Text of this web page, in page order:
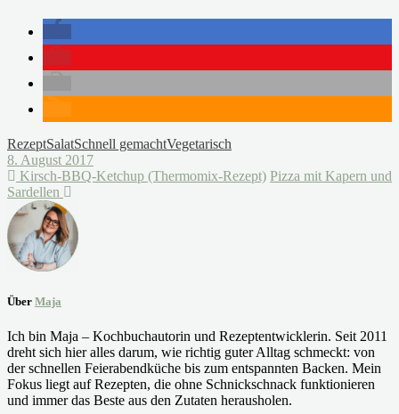
RezeptSalatSchnell gemachtVegetarisch
8. August 2017
Kirsch-BBQ-Ketchup (Thermomix-Rezept) Pizza mit Kapern und
Sardellen
Über Maja
Ich bin Maja – Kochbuchautorin und Rezeptentwicklerin. Seit 2011
dreht sich hier alles darum, wie richtig guter Alltag schmeckt: von
der schnellen Feierabendküche bis zum entspannten Backen. Mein
Fokus liegt auf Rezepten, die ohne Schnickschnack funktionieren
und immer das Beste aus den Zutaten herausholen.